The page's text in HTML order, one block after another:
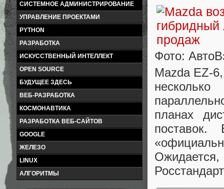
СИСТЕМНОЕ АДМИНИСТРИРОВАНИЕ
УПРАВЛЕНИЕ ПРОЕКТАМИ
PYTHON
РАЗРАБОТКА
ИСКУССТВЕННЫЙ ИНТЕЛЛЕКТ
OPEN SOURCE
БУДУЩЕЕ ЗДЕСЬ
ВЕБ-РАЗРАБОТКА
КОСМОНАВТИКА
РАЗРАБОТКА ВЕБ-САЙТОВ
GOOGLE
ЖЕЛЕЗО
LINUX
АЛГОРИТМЫ
Фото:
Mazda EZ-
планах